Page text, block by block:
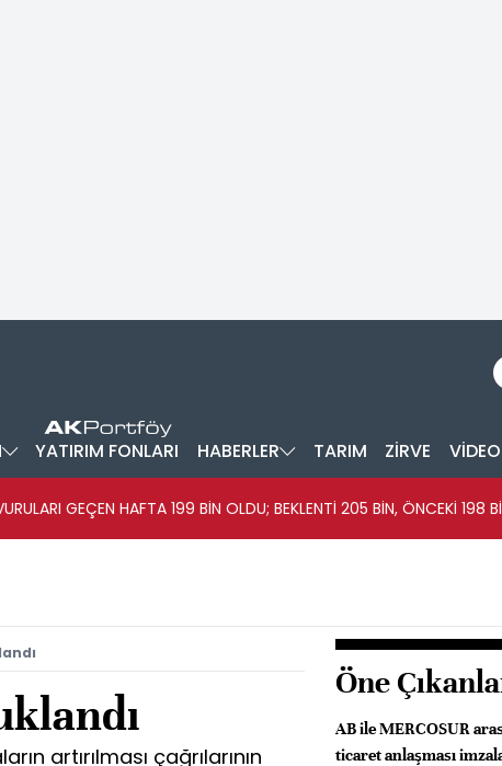
YATIRIM FONLARI HABERLER TARIM ZİRVE VİDEO
GEÇEN HAFTA 199 BİN OLDU; BEKLENTİ 205 BİN, ÖNCEKİ 198
artırılması çağrılarının
Öne
AB ile MERCOSUR
ticaret anlaşması